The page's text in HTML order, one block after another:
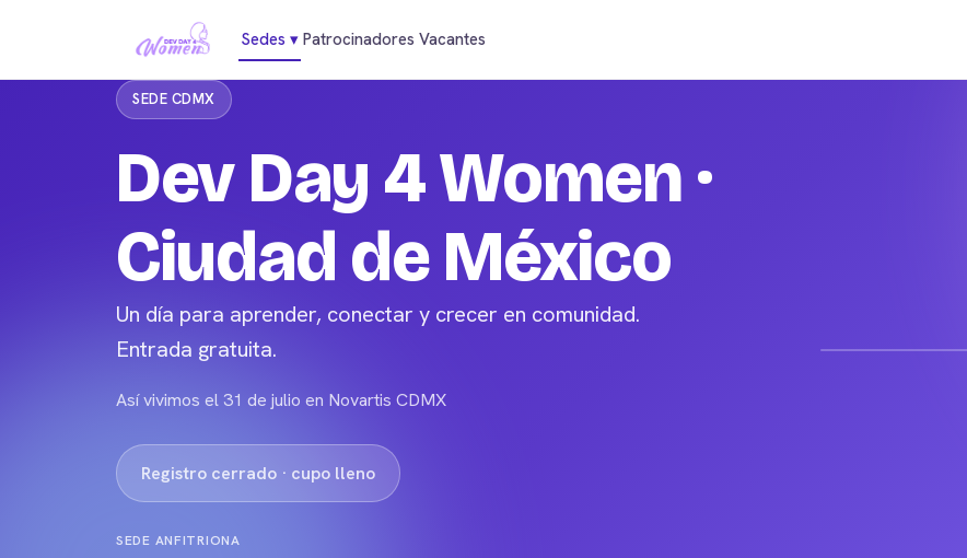
Sedes▾ Patrocinadores Vacantes
SEDE CDMX
Dev Day 4 Women ·
Ciudad de México
Un día para aprender, conectar y crecer en comunidad.
Entrada gratuita.
Así vivimos el 31 de julio en Novartis CDMX
Registro cerrado · cupo lleno
SEDE ANFITRIONA